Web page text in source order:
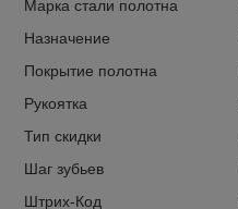
Марка стали полотна
Назначение
Покрытие полотна
Рукоятка
Тип скидки
Шаг зубьев
Штрих-Код